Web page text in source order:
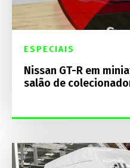
ESPECIAIS
Nissan GT-R em
salão de